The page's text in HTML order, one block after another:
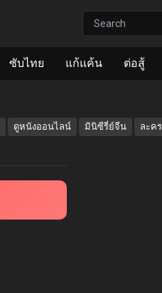
ซับไทย แก้แค้น ต่อสู้
ดูหนังออนไลน์ มินิซีรี่ย์จีน ละค